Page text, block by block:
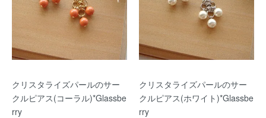
クリスタライズパールのサー
クルピアス(コーラル)*Glassbe
rry
クリスタライズパールのサー
クルピアス(ホワイト)*Glassbe
rry